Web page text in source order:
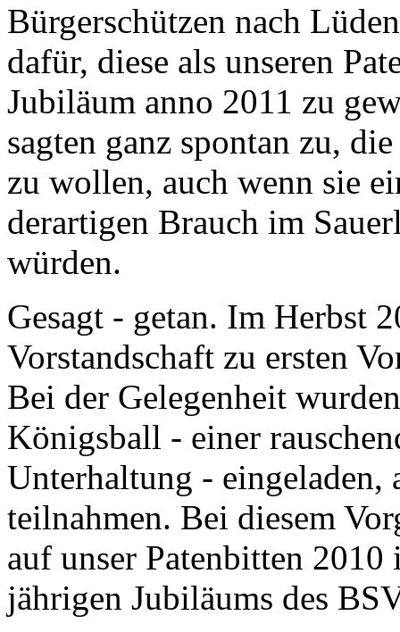
Bürgerschützen nach
dafür, diese als unseren
Jubiläum anno 2011 zu
sagten ganz spontan zu,
zu wollen, auch wenn sie
derartigen Brauch im
würden.
Gesagt - getan. Im Herbst
Vorstandschaft zu ersten
Bei der Gelegenheit
Königsball - einer
Unterhaltung -
teilnahmen. Bei diesem
auf unser Patenbitten 2010
jährigen Jubiläums des